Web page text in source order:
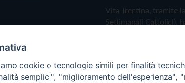
Vita Trentina, tramite
Settimanali Cattolici),
Privacy Policy
cookie o tecnologie simili per finalità
semplici", "miglioramento